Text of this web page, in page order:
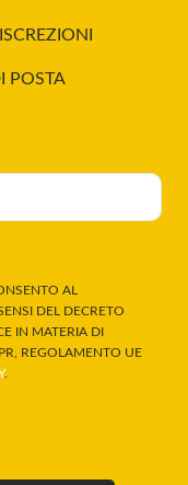
POSTA
AL
DEL DECRETO
IN MATERIA DI
REGOLAMENTO UE
.